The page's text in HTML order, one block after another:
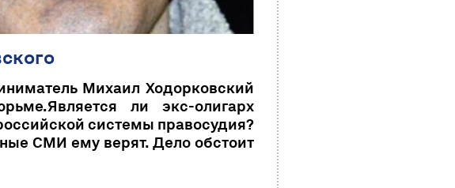
Михаил Ходорковский
ли экс-олигарх
системы правосудия?
СМИ ему верят. Дело обстоит